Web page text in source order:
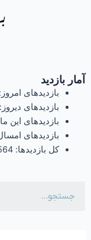
آمار بازدید
بازدیدهای امروز:
بازدیدهای دیروز:
بازدیدهای این
بازدیدهای
کل بازدیدها: